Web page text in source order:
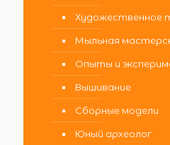
Художественное
Мыльная
Опыты и
Вышивание
Сборные модели
Юный археолог